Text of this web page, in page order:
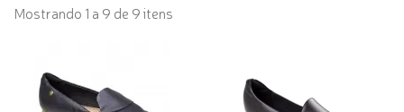
Mostrando 1 a 9 de 9 itens